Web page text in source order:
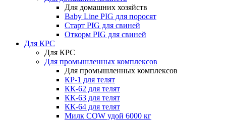
Для домашних хозяйств
Baby Line PIG для поросят
Старт PIG для свиней
Откорм PIG для свиней
Для КРС
Для КРС
Для промышленных комплексов
Для промышленных комплексов
КР-1 для телят
КК-62 для телят
КК-63 для телят
КК-64 для телят
Милк COW удой 6000 кг